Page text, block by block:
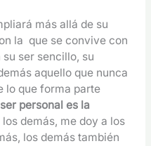
más allá de su
la que se convive con
ser sencillo, su
aquello que nunca
lo que forma parte
ser personal es la
demás, me doy a los
los demás también